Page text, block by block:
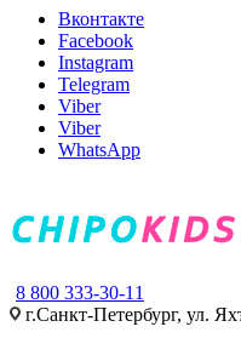
Вконтакте
Facebook
Instagram
Telegram
Viber
Viber
WhatsApp
8 800 333-30-11
г.Санкт-Петербург, ул.